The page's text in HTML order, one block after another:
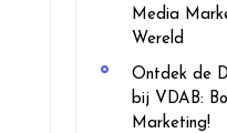
Media
Wereld
Ontdek de
bij VDAB:
Marketing!